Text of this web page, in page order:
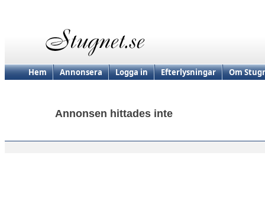
Hem Annonsera Logga in Efterlysningar Om
Annonsen hittades inte